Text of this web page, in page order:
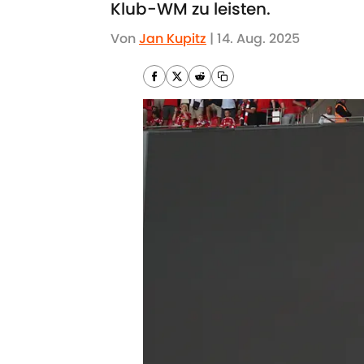
Klub-WM zu leisten.
VonJan Kupitz | 14. Aug. 2025